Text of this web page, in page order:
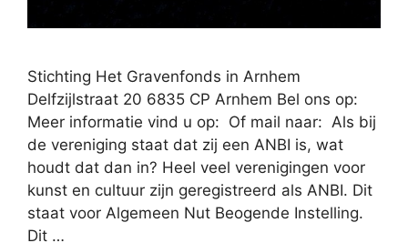
Stichting Het Gravenfonds in Arnhem
Delfzijlstraat 20 6835 CP Arnhem Bel ons op:
Meer informatie vind u op: Of mail naar: Als bij
de vereniging staat dat zij een ANBI is, wat
houdt dat dan in? Heel veel verenigingen voor
kunst en cultuur zijn geregistreerd als ANBI. Dit
staat voor Algemeen Nut Beogende Instelling.
Dit …